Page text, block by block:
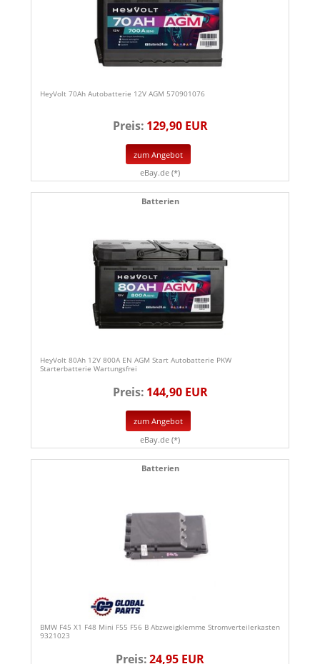
HeyVolt 70Ah Autobatterie 12V AGM 570901076
Preis: 129,90 EUR
zum Angebot
eBay.de (*)
Batterien
HeyVolt 80Ah 12V 800A EN AGM Start Autobatterie PKW
Starterbatterie Wartungsfrei
Preis: 144,90 EUR
zum Angebot
eBay.de (*)
Batterien
BMW F45 X1 F48 Mini F55 F56 B Abzweigklemme Stromverteilerkasten
9321023
Preis:24,95 EUR